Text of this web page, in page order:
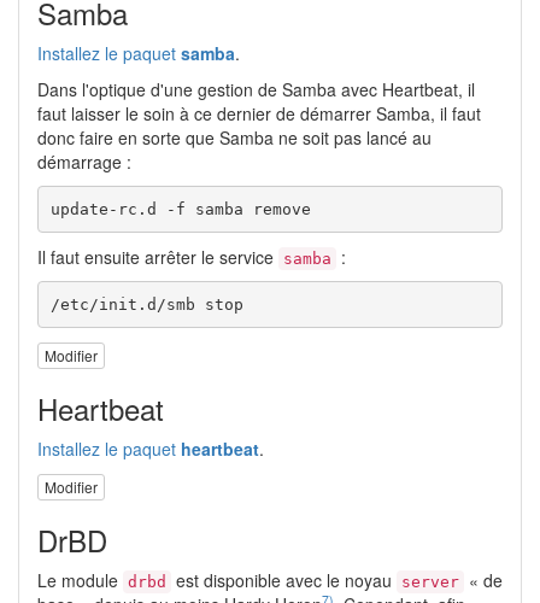
Samba
Installez le paquet samba.
Dans l'optique d'une gestion de Samba avec Heartbeat, il
faut laisser le soin à ce dernier de démarrer Samba, il faut
donc faire en sorte que Samba ne soit pas lancé au
démarrage :
update-rc.d -f samba remove
Il faut ensuite arrêter le service samba :
/etc/init.d/smb stop
Modifier
Heartbeat
Installez le paquet heartbeat.
Modifier
DrBD
Le module drbd est disponible avec le noyau server « de